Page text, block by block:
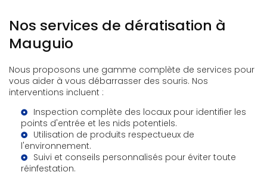
Nos services de dératisation à
Mauguio
Nous proposons une gamme complète de services pour
vous aider à vous débarrasser des souris. Nos
interventions incluent :
Inspection complète des locaux pour identifier les
points d'entrée et les nids potentiels.
Utilisation de produits respectueux de
l'environnement.
Suivi et conseils personnalisés pour éviter toute
réinfestation.